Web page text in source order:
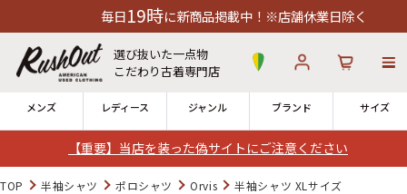
【重要】当店を装った偽サイトにご注意ください
に新商品掲載中！※店舗休業日除く
選び抜いた一点物
こだわり古着専門店
メンズ レディース ジャンル ブランド サイズ
ログイン
TOP 半袖シャツ ポロシャツ Orvis 半袖シャツ XLサイズ